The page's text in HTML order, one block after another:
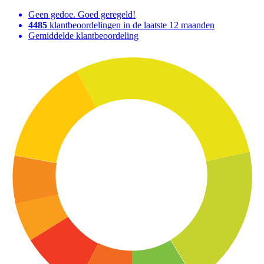
Geen gedoe. Goed geregeld!
4485 klantbeoordelingen in de laatste 12 maanden
Gemiddelde klantbeoordeling